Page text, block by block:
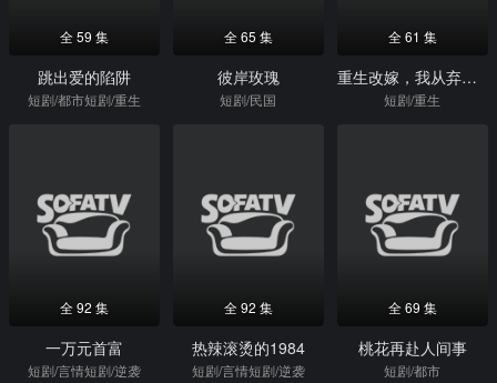
全 59 集
跳出爱的陷阱
短剧/都市短剧/重生
全 65 集
彼岸玫瑰
短剧/民国
全 61 集
重生改嫁，我从弃妇到摄政王正妻
短剧/重生
全 92 集
一万元首富
短剧/言情短剧/逆袭
全 92 集
热辣滚烫的1984
短剧/言情短剧/逆袭
全 69 集
桃花再赴人间事
短剧/都市